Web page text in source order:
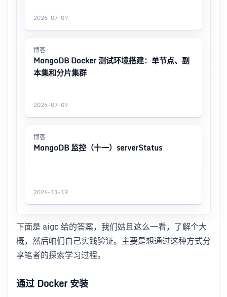
2026-07-09
博客
MongoDB Docker 测试环境搭建：单节点、副
本集和分片集群
2026-07-09
博客
MongoDB 监控（十一）serverStatus
2024-11-19
下面是 aigc 给的答案，我们姑且这么一看，了解个大
概，然后咱们自己实践验证。主要是想通过这种方式分
享笔者的探索学习过程。
通过 Docker 安装